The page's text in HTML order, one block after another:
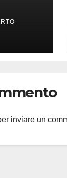
inviare un